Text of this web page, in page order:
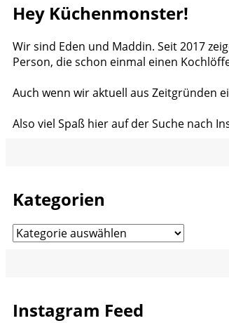
Hey Küchenmonster!
Wir sind Eden und Maddin. Seit 2017
Person, die schon einmal einen
Auch wenn wir aktuell aus Zeitgründen
Also viel Spaß hier auf der Suche nach
Kategorien
Kategorien
Instagram Feed